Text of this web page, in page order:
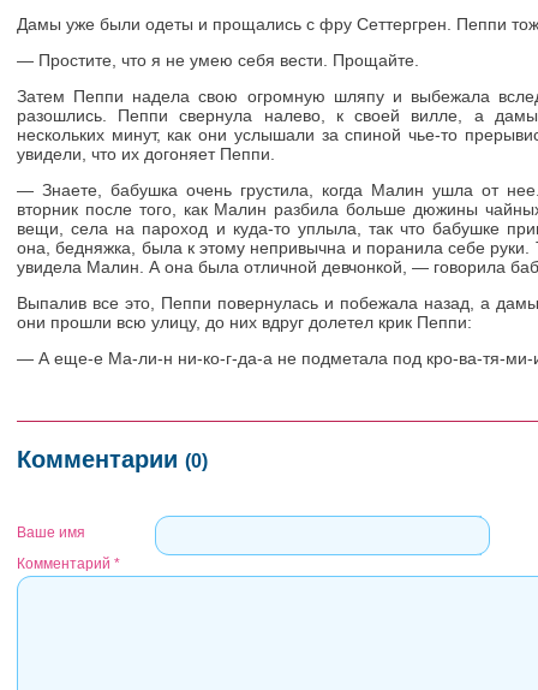
Дамы уже были одеты и прощались с фру Сеттергрен. Пеппи
— Простите, что я не умею себя вести. Прощайте.
Затем Пеппи надела свою огромную шляпу и выбежала
разошлись. Пеппи свернула налево, к своей вилле, а
нескольких минут, как они услышали за спиной чье-то
увидели, что их догоняет Пеппи.
— Знаете, бабушка очень грустила, когда Малин ушла от
вторник после того, как Малин разбила больше дюжины
вещи, села на пароход и куда-то уплыла, так что бабушке
она, бедняжка, была к этому непривычна и поранила себе
увидела Малин. А она была отличной девчонкой, — говорила
Выпалив все это, Пеппи повернулась и побежала назад, а
они прошли всю улицу, до них вдруг долетел крик Пеппи:
— А еще-е Ма-ли-н ни-ко-г-да-а не подметала под кро-ва-тя-ми-
Комментарии (0)
Ваше имя
Комментарий *